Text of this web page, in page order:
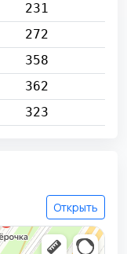
231
272
358
362
323
Открыть